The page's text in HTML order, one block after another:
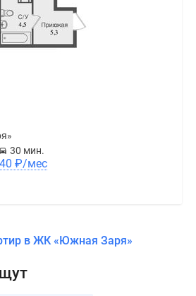
30 мин.
040 ₽/мес
в ЖК «Южная Заря»